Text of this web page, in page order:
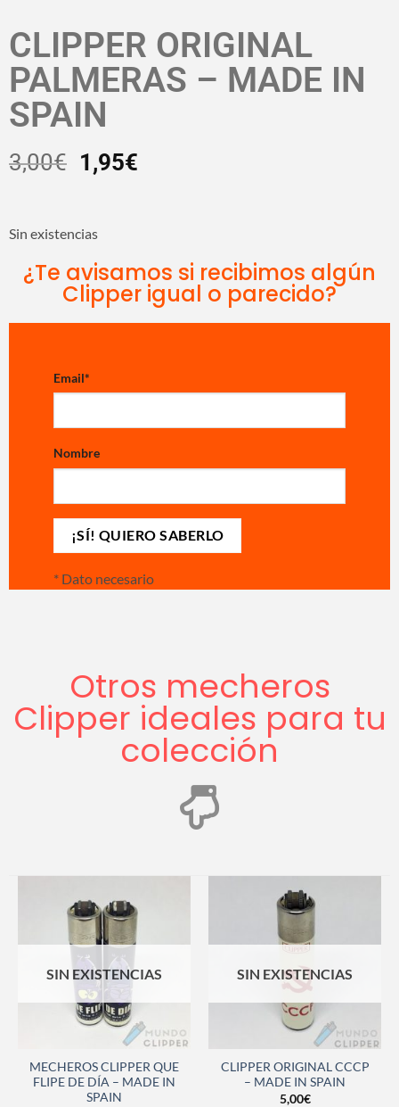
CLIPPER ORIGINAL
PALMERAS – MADE IN
SPAIN
3,00€ 1,95€
Sin existencias
¿Te avisamos si recibimos algún
Clipper igual o parecido?
Email*
Nombre
* Dato necesario
Otros mecheros
Clipper ideales para tu
colección
SIN EXISTENCIAS
MECHEROS CLIPPER QUE
FLIPE DE DÍA – MADE IN
SPAIN
SIN EXISTENCIAS
CLIPPER ORIGINAL CCCP
– MADE IN SPAIN
5,00€